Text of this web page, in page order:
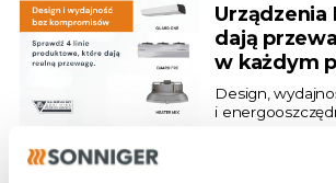
Urządzenia
dają
w każdym
Design,
i